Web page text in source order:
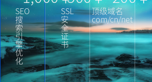
SEO
搜
索
引
擎
优
化
SSL
安
全
证
书
顶级域名
com/cn/net